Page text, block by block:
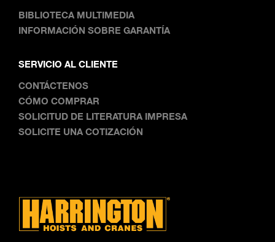
BIBLIOTECA MULTIMEDIA
INFORMACIÓN SOBRE GARANTÍA
SERVICIO AL CLIENTE
CONTÁCTENOS
CÓMO COMPRAR
SOLICITUD DE LITERATURA IMPRESA
SOLICITE UNA COTIZACIÓN